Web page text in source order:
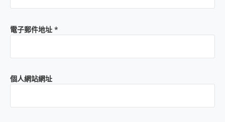
電子郵件地址 *
個人網站網址